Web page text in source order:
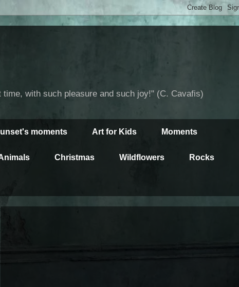
with such pleasure and such joy!" (C. Cavafis)
moments Art for Kids Moments
Christmas Wildflowers Rocks